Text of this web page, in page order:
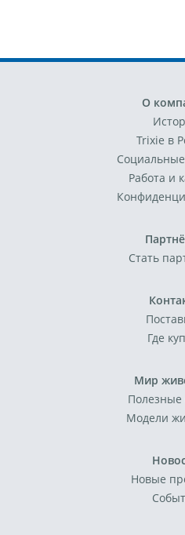
О
Trixie в
Работа и
Стать
Где
Мир
Полезные
Модели
Новые